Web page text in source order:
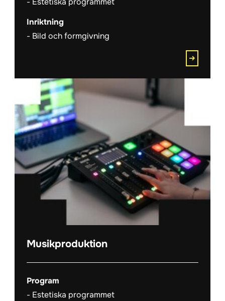
Inriktning
Bild och formgivning
Musikproduktion
Program
Estetiska programmet